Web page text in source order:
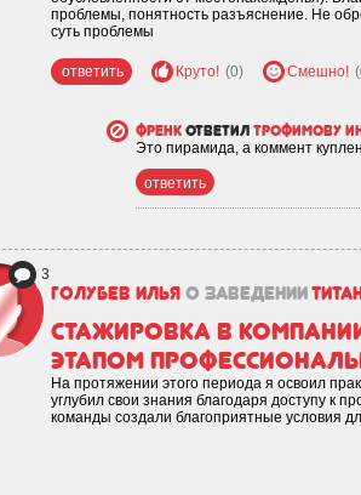
проблемы, понятность разъяснение. Не
суть проблемы
ответить Круто! (0) Смешно!
Френк ответил трофимову
Это пирамида, а коммент
ответить
3
Голубев Илья о заведении
Стажировка в
этапом
На протяжении этого периода я освоил
углубил свои знания благодаря доступу к
команды создали благоприятные условия